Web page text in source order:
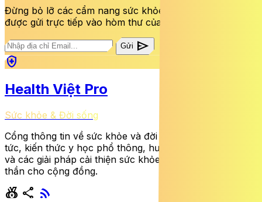
Đừng bỏ lỡ các cẩm nang sức khỏe và bài viết mới nhất
được gửi trực tiếp vào hòm thư của bạn mỗi tuần.
Gửi send
health_and_safety
Health Việt Pro
Sức khỏe & Đời sống
Cổng thông tin về sức khỏe và đời sống cung cấp tin
tức, kiến thức y học phổ thông, hướng dẫn dinh dưỡng
và các giải pháp cải thiện sức khỏe thể chất lẫn tinh
thần cho cộng đồng.
social_leaderboard share rss_feed